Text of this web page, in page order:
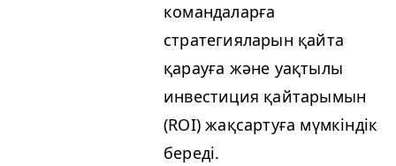
командаларға
стратегияларын қайта
қарауға және уақтылы
инвестиция қайтарымын
(ROI) жақсартуға мүмкіндік
береді.